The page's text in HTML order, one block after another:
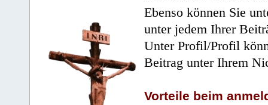
Ebenso können Sie
unter jedem Ihrer
Unter Profil/Profil
Beitrag unter Ihrem
Vorteile beim